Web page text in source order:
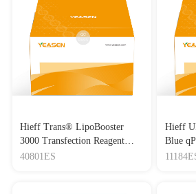
Hieff Trans® LipoBooster
3000 Transfection Reagent
Lipo3000转染试剂
40801ES
Hieff
Blue
Master